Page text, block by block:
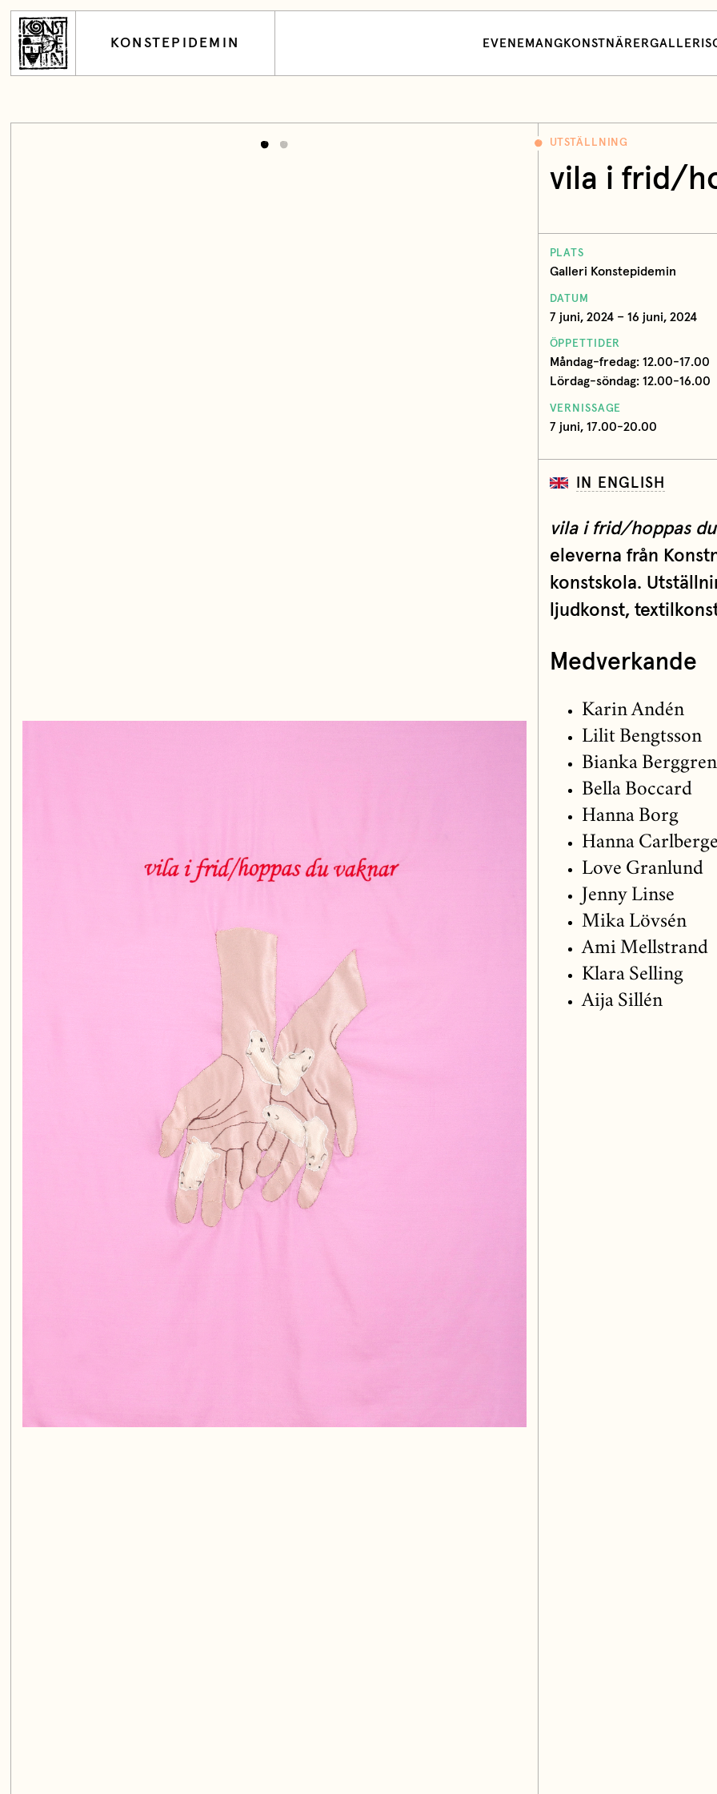
KONSTEPIDEMIN EVENEMANG KONSTNÄRERGALLERI
UTSTÄLLNING
vila i frid/
PLATS
Galleri Konstepidemin
DATUM
7 juni, 2024 – 16 juni, 2024
ÖPPETTIDER
Måndag-fredag: 12.00-17.00
Lördag-söndag: 12.00-16.00
VERNISSAGE
7 juni, 17.00-20.00
IN ENGLISH
vila i frid/hoppas
eleverna från
konstskola.
ljudkonst,
Medverkande
Karin Andén
Lilit Bengtsson
Bianka Berggren
Bella Boccard
Hanna Borg
Hanna
Love Granlund
Jenny Linse
Mika Lövsén
Ami Mellstrand
Klara Selling
Aija Sillén